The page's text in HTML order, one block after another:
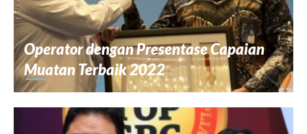
Operator dengan Presentase Capaian
Muatan Terbaik 2022